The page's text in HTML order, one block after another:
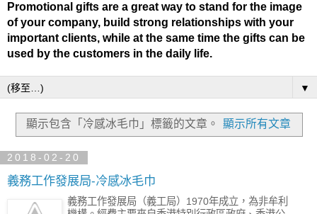
Promotional gifts are a great way to stand for the image
of your company, build strong relationships with your
important clients, while at the same time the gifts can be
used by the customers in the daily life.
▼
顯示包含「冷感冰毛巾」 標籤的文章。 顯示所有文章
2018-02-20
義務工作發展局-冷感冰毛巾
義務工作發展局（義工局）1970年成立，為非牟利